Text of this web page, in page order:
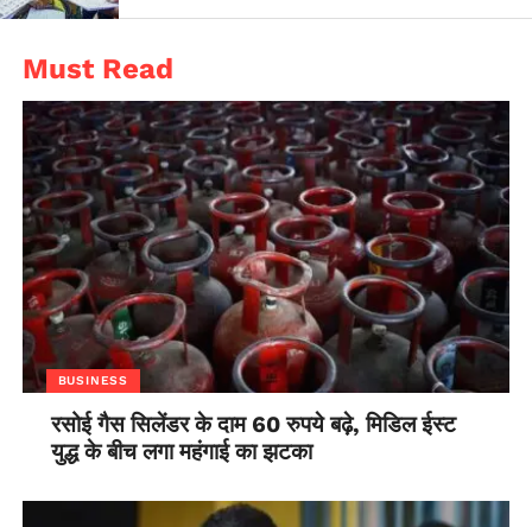
Must Read
BUSINESS
रसोई गैस सिलेंडर के दाम 60 रुपये बढ़े, मिडिल ईस्ट
युद्ध के बीच लगा महंगाई का झटका